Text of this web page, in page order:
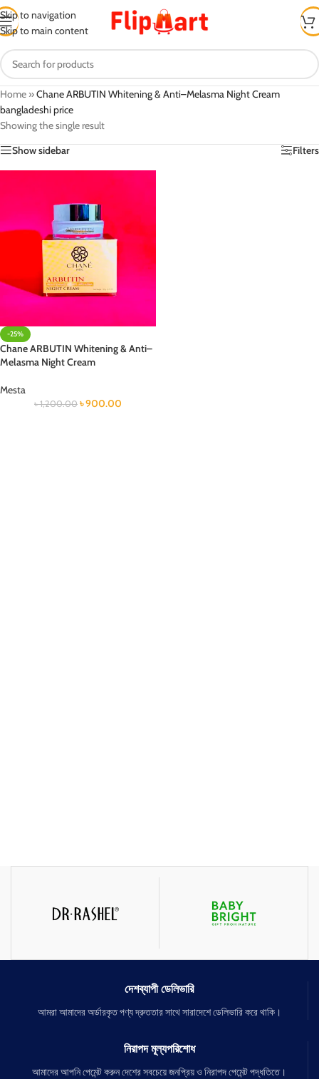
Skip to navigation
Skip to main content
Home »Chane ARBUTIN Whitening & Anti–Melasma Night Cream
bangladeshi price
Showing the single result
Show sidebar
Filters
-25%
Chane ARBUTIN Whitening & Anti–
Melasma Night Cream
Mesta
৳1,200.00 ৳900.00
দেশব্যাপী ডেলিভারি
আমরা আমাদের অর্ডারকৃত পণ্য দ্রুততার সাথে সারাদেশে ডেলিভারি করে থাকি।
নিরাপদ মূল্যপরিশোধ
আমাদের আপনি পেমেন্ট করুন দেশের সবচেয়ে জনপ্রিয় ও নিরাপদ পেমেন্ট পদ্ধতিতে।